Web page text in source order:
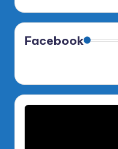
Facebook